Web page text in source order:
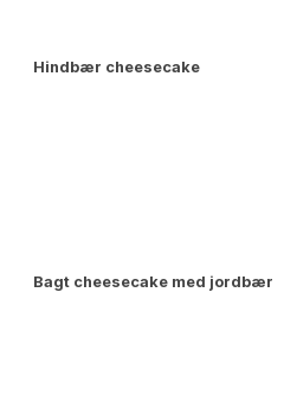
Hindbær cheesecake
Bagt cheesecake med jordbær